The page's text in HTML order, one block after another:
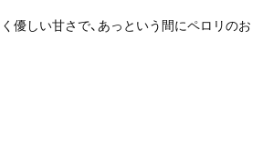
優しい甘さで、あっという間にペロリのお